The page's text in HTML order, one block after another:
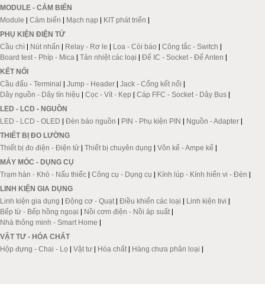
MODULE - CẢM BIẾN
Module | Cảm biến | Mạch nạp | KIT phát triển |
PHỤ KIỆN ĐIỆN TỬ
Cầu chì | Nút nhấn | Relay - Rơ le | Loa - Còi báo | Công tắc - Switch |
Board test - Phíp - Mica | Tản nhiệt các loại | Đế IC - Socket - Đế Anten |
KẾT NỐI
Cầu đấu - Terminal | Jump - Header | Jack - Cổng kết nối |
Dây nguồn - Dây tín hiệu | Cọc - Vít - Kẹp | Cáp FFC - Socket - Dây Bus |
LED - LCD - NGUỒN
LED - LCD - OLED | Đèn báo nguồn | PIN - Phụ kiện PIN | Nguồn - Adapter |
THIẾT BỊ ĐO LƯỜNG
Thiết bị đo điện - Điện tử | Thiết bị chuyên dụng | Vôn kế - Ampe kế |
MÁY MÓC - DỤNG CỤ
Trạm hàn - Khò - Nấu thiếc | Công cụ - Dụng cụ | Kính lúp - Kính hiển vi - Đèn |
LINH KIỆN GIA DỤNG
Linh kiện gia dụng | Động cơ - Quạt | Điều khiển các loại | Linh kiện tivi |
Bếp từ - Bếp hồng ngoại | Nồi cơm điện - Nồi áp suất |
Nhà thông minh - Smart Home |
VẬT TƯ - HÓA CHẤT
Hộp đựng - Chai - Lọ | Vật tư | Hóa chất | Hàng chưa phân loại |